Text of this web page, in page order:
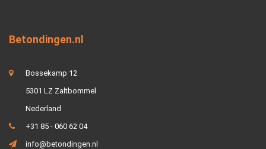
Betondingen.nl
Bossekamp 12
5301 LZ Zaltbommel
Nederland
+31 85 - 060 62 04
info@betondingen.nl